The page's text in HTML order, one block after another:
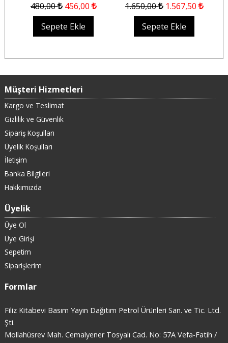
480,00 456,00
Sepete Ekle
1.650,00 1.567,50
Sepete Ekle
Müşteri Hizmetleri
Kargo ve Teslimat
Gizlilik ve Güvenlik
Sipariş Koşulları
Üyelik Koşulları
İletişim
Banka Bilgileri
Hakkımızda
Üyelik
Üye Ol
Üye Girişi
Sepetim
Siparişlerim
Formlar
Filiz Kitabevi Basım Yayın Dağıtım Petrol Ürünleri San. ve Tic. Ltd.
Şti.
Mollahüsrev Mah. Cemalyener Tosyalı Cad. No: 57A Vefa-Fatih /